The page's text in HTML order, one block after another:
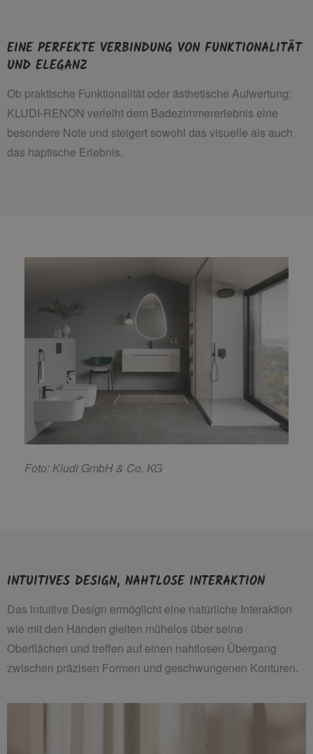
EINE PERFEKTE VERBINDUNG VON FUNKTIONALITÄT
UND ELEGANZ
Ob praktische Funktionalität oder ästhetische Aufwertung:
KLUDI-RENON verleiht dem Badezimmererlebnis eine
besondere Note und steigert sowohl das visuelle als auch
das haptische Erlebnis.
Foto: Kludi GmbH & Co. KG
INTUITIVES DESIGN, NAHTLOSE INTERAKTION
Das intuitive Design ermöglicht eine natürliche Interaktion
wie mit den Händen gleiten mühelos über seine
Oberflächen und treffen auf einen nahtlosen Übergang
zwischen präzisen Formen und geschwungenen Konturen.